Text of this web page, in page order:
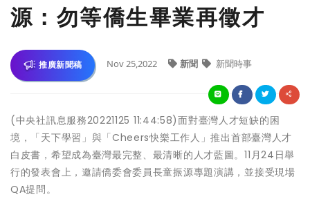
源：勿等僑生畢業再徵才
推廣新聞稿 Nov 25,2022 新聞 新聞時事
(中央社訊息服務20221125 11:44:58)面對臺灣人才短缺的困
境，「天下學習」與「Cheers快樂工作人」推出首部臺灣人才
白皮書，希望成為臺灣最完整、最清晰的人才藍圖。11月24日舉
行的發表會上，邀請僑委會委員長童振源專題演講，並接受現場
QA提問。